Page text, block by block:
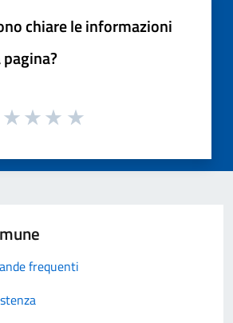
chiare le informazioni
frequenti